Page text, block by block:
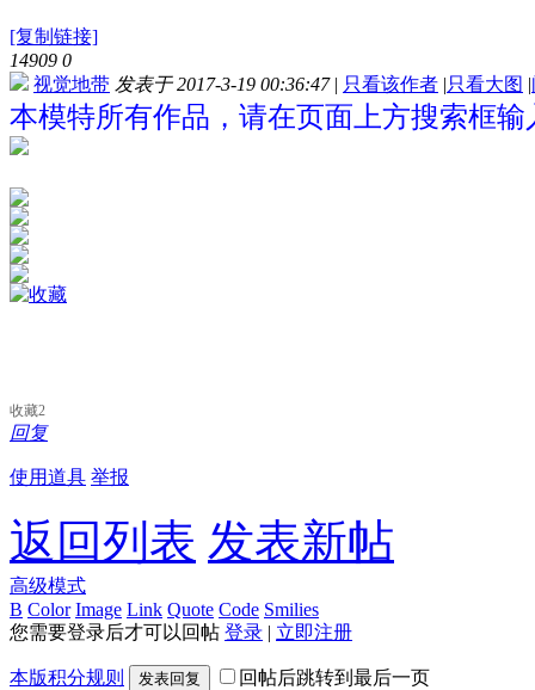
[复制链接]
14909 0
视觉地带 发表于 2017-3-19 00:36:47 | 只看该作者 |只看大图 |
本模特所有作品，请在页面上方搜索框输
收藏2
回复
使用道具 举报
返回列表 发表新帖
高级模式
B Color Image Link Quote Code Smilies
您需要登录后才可以回帖 登录 | 立即注册
本版积分规则 发表回复 回帖后跳转到最后一页